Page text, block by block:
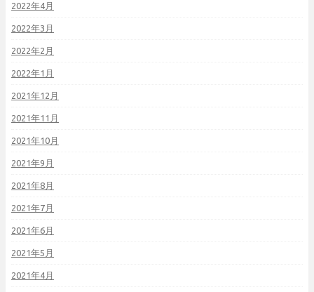
2022年4月
2022年3月
2022年2月
2022年1月
2021年12月
2021年11月
2021年10月
2021年9月
2021年8月
2021年7月
2021年6月
2021年5月
2021年4月